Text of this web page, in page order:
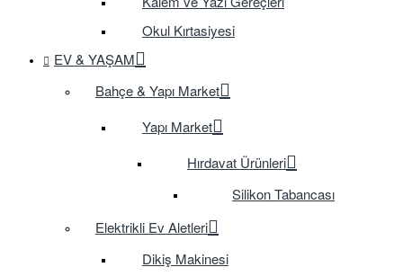
Okul Kırtasiyesi
EV & YAŞAM
Bahçe & Yapı Market
Yapı Market
Hırdavat Ürünleri
Silikon Tabancası
Elektrikli Ev Aletleri
Dikiş Makinesi